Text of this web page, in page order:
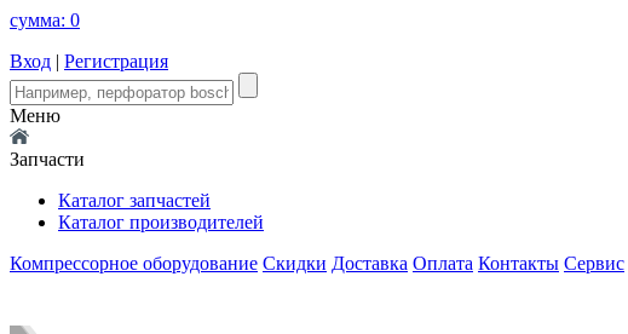
сумма: 0
Вход | Регистрация
Меню
Запчасти
Каталог запчастей
Каталог производителей
Компрессорное оборудование Скидки Доставка Оплата Контакты Сервис